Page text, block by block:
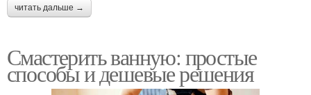
читать дальше →
Смастерить ванную: простые
способы и дешевые решения